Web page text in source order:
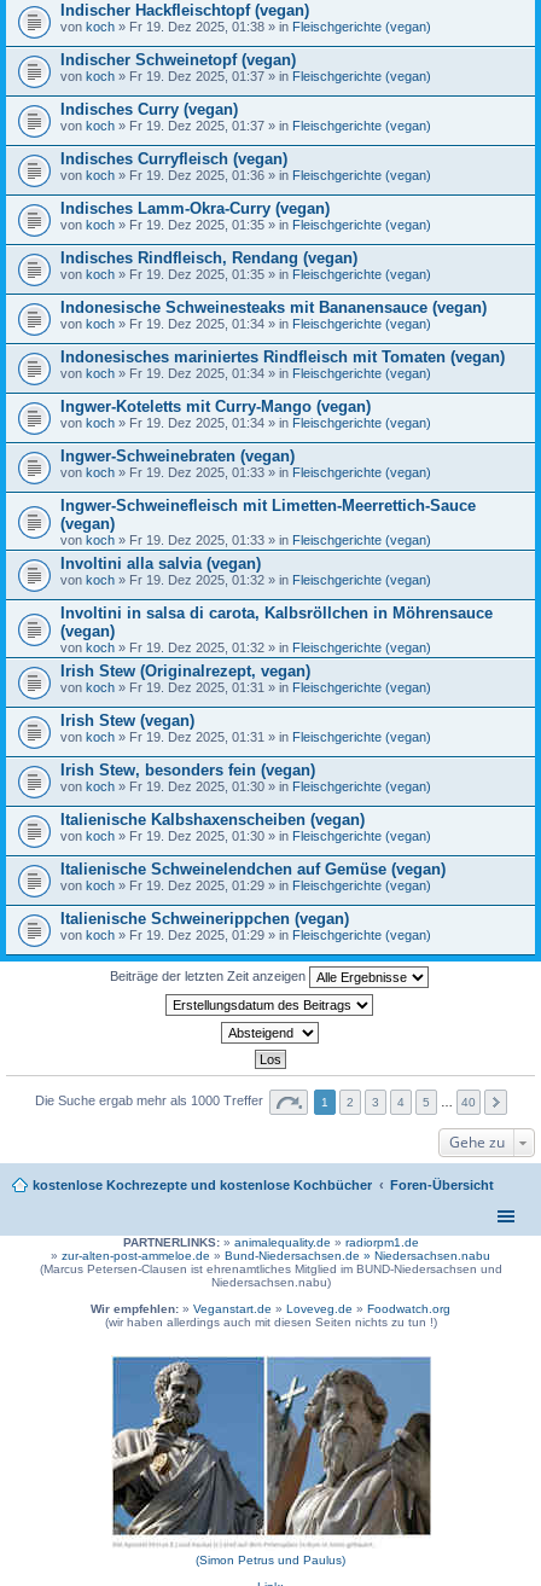
Indischer Hackfleischtopf (vegan)
von koch » Fr 19. Dez 2025, 01:38 » in Fleischgerichte (vegan)
Indischer Schweinetopf (vegan)
von koch » Fr 19. Dez 2025, 01:37 » in Fleischgerichte (vegan)
Indisches Curry (vegan)
von koch » Fr 19. Dez 2025, 01:37 » in Fleischgerichte (vegan)
Indisches Curryfleisch (vegan)
von koch » Fr 19. Dez 2025, 01:36 » in Fleischgerichte (vegan)
Indisches Lamm-Okra-Curry (vegan)
von koch » Fr 19. Dez 2025, 01:35 » in Fleischgerichte (vegan)
Indisches Rindfleisch, Rendang (vegan)
von koch » Fr 19. Dez 2025, 01:35 » in Fleischgerichte (vegan)
Indonesische Schweinesteaks mit Bananensauce (vegan)
von koch » Fr 19. Dez 2025, 01:34 » in Fleischgerichte (vegan)
Indonesisches mariniertes Rindfleisch mit Tomaten (vegan)
von koch » Fr 19. Dez 2025, 01:34 » in Fleischgerichte (vegan)
Ingwer-Koteletts mit Curry-Mango (vegan)
von koch » Fr 19. Dez 2025, 01:34 » in Fleischgerichte (vegan)
Ingwer-Schweinebraten (vegan)
von koch » Fr 19. Dez 2025, 01:33 » in Fleischgerichte (vegan)
Ingwer-Schweinefleisch mit Limetten-Meerrettich-Sauce
(vegan)
von koch » Fr 19. Dez 2025, 01:33 » in Fleischgerichte (vegan)
Involtini alla salvia (vegan)
von koch » Fr 19. Dez 2025, 01:32 » in Fleischgerichte (vegan)
Involtini in salsa di carota, Kalbsröllchen in Möhrensauce
(vegan)
von koch » Fr 19. Dez 2025, 01:32 » in Fleischgerichte (vegan)
Irish Stew (Originalrezept, vegan)
von koch » Fr 19. Dez 2025, 01:31 » in Fleischgerichte (vegan)
Irish Stew (vegan)
von koch » Fr 19. Dez 2025, 01:31 » in Fleischgerichte (vegan)
Irish Stew, besonders fein (vegan)
von koch » Fr 19. Dez 2025, 01:30 » in Fleischgerichte (vegan)
Italienische Kalbshaxenscheiben (vegan)
von koch » Fr 19. Dez 2025, 01:30 » in Fleischgerichte (vegan)
Italienische Schweinelendchen auf Gemüse (vegan)
von koch » Fr 19. Dez 2025, 01:29 » in Fleischgerichte (vegan)
Italienische Schweinerippchen (vegan)
von koch » Fr 19. Dez 2025, 01:29 » in Fleischgerichte (vegan)
Beiträge der letzten Zeit anzeigen
Die Suche ergab mehr als 1000 Treffer 1 2 3 4 5 … 40
Gehe zu
kostenlose Kochrezepte und kostenlose Kochbücher Foren-Übersicht
PARTNERLINKS:» animalequality.de » radiorpm1.de
» zur-alten-post-ammeloe.de » Bund-Niedersachsen.de » Niedersachsen.nabu
(Marcus Petersen-Clausen ist ehrenamtliches Mitglied im BUND-Niedersachsen und
Niedersachsen.nabu)
Wir empfehlen: » Veganstart.de » Loveveg.de » Foodwatch.org
(wir haben allerdings auch mit diesen Seiten nichts zu tun !)
(Simon Petrus und Paulus)